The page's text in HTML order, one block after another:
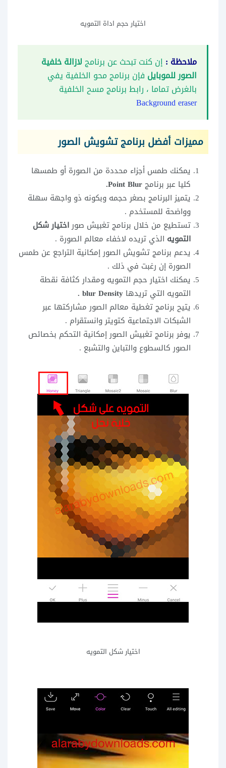
اختيار حجم اداة التمويه
ملاحظة : إن كنت تبحث عن برنامجلازالة خلفية
الصور للموبايل فإن برنامج محو الخلفية يفي
بالغرض تماما ، رابط برنامج مسح الخلفية
Background eraser
مميزات أفضل برنامج تشويش الصور
يمكنك طمس أجزاء محددة من الصورة أو طمسها
كليا عبر برنامج
يتميز البرنامج بصغر حجمه وبكونه ذو واجهة سهلة
وواضحة للمستخدم .
تستطيع من خلال برنامج تغبيش صوراختيار شكل
التمويه الذي تريده لاخفاء معالم الصورة .
يدعم برنامج تشويش الصور إمكانية التراجع عن طمس
الصورة إن رغبت في ذلك .
يمكنك اختيار حجم التمويه ومقدار كثافة نقطة
التمويه التي تريدها blur Density .
يتيح برنامج تغطية معالم الصور مشاركتها عبر
الشبكات الاجتماعية كتويتر وانستقرام .
يوفر برنامج تغبيش الصور إمكانية التحكم بخصائص
الصور كالسطوع والتباين والتشبع .
اختيار شكل التمويه